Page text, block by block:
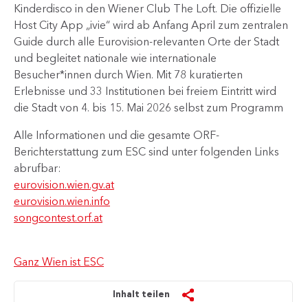
Kinderdisco in den Wiener Club The Loft. Die offizielle
Host City App „ivie“ wird ab Anfang April zum zentralen
Guide durch alle Eurovision-relevanten Orte der Stadt
und begleitet nationale wie internationale
Besucher*innen durch Wien. Mit 78 kuratierten
Erlebnisse und 33 Institutionen bei freiem Eintritt wird
die Stadt von 4. bis 15. Mai 2026 selbst zum Programm
Alle Informationen und die gesamte ORF-
Berichterstattung zum ESC sind unter folgenden Links
abrufbar:
eurovision.wien.gv.at
eurovision.wien.info
songcontest.orf.at
Ganz Wien ist ESC
Inhalt teilen